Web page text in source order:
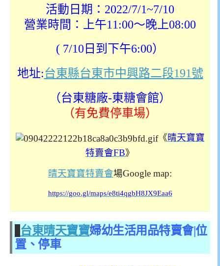
活動日期：2022/7/1~7/10
營業時間：上午11:00～晚上08:00
( 7/10日到下午6:00）
地址:台東縣台東市中興路二段191號
（台東糖廠-東糖會館）
（有免費停車場）
《晴天寶寶
特賣會FB》
晴天寶寶特賣會場Google map:
https://goo.gl/maps/e8ti4qgbH8JX9Eaa6
台東晴天寶寶婦幼生活用品特賣會|位
置、停車